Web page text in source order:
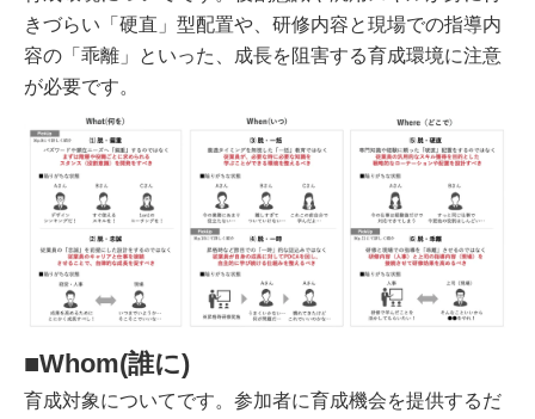
きづらい「硬直」型配置や、研修内容と現場での指導内
容の「乖離」といった、成長を阻害する育成環境に注意
が必要です。
■Whom(誰に)
育成対象についてです。参加者に育成機会を提供するだ